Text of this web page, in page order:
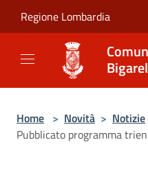
Regione Lombardia
Home > Novità > Notizie
Pubblicato programma